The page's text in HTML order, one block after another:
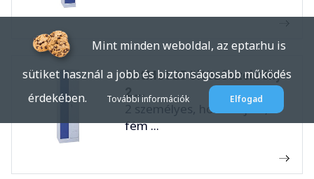
FittMet 25 öltözőszekrény -
2 ...
2 személyes, hosszúajtós,
fém ...
Mint minden weboldal, az eptar.hu is
sütiket használ a jobb és biztonságosabb működés
érdekében.
További információk Elfogad